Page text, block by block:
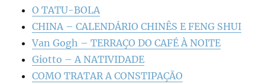
O TATU-BOLA
CHINA – CALENDÁRIO CHINÊS E FENG SHUI
Van Gogh – TERRAÇO DO CAFÉ À NOITE
Giotto – A NATIVIDADE
COMO TRATAR A CONSTIPAÇÃO